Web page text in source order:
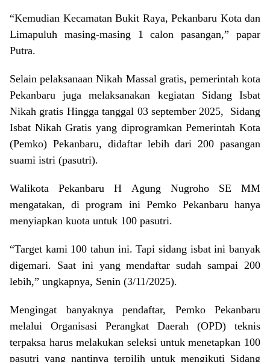
“Kemudian Kecamatan Bukit Raya, Pekanbaru Kota dan
Limapuluh masing-masing 1 calon pasangan,” papar
Putra.
Selain pelaksanaan Nikah Massal gratis, pemerintah kota
Pekanbaru juga melaksanakan kegiatan Sidang Isbat
Nikah gratis Hingga tanggal 03 september 2025, Sidang
Isbat Nikah Gratis yang diprogramkan Pemerintah Kota
(Pemko) Pekanbaru, didaftar lebih dari 200 pasangan
suami istri (pasutri).
Walikota Pekanbaru H Agung Nugroho SE MM
mengatakan, di program ini Pemko Pekanbaru hanya
menyiapkan kuota untuk 100 pasutri.
“Target kami 100 tahun ini. Tapi sidang isbat ini banyak
digemari. Saat ini yang mendaftar sudah sampai 200
lebih,” ungkapnya, Senin (3/11/2025).
Mengingat banyaknya pendaftar, Pemko Pekanbaru
melalui Organisasi Perangkat Daerah (OPD) teknis
terpaksa harus melakukan seleksi untuk menetapkan 100
pasutri yang nantinya terpilih untuk mengikuti Sidang